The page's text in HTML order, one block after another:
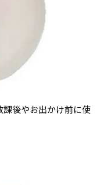
課後やお出かけ前に使